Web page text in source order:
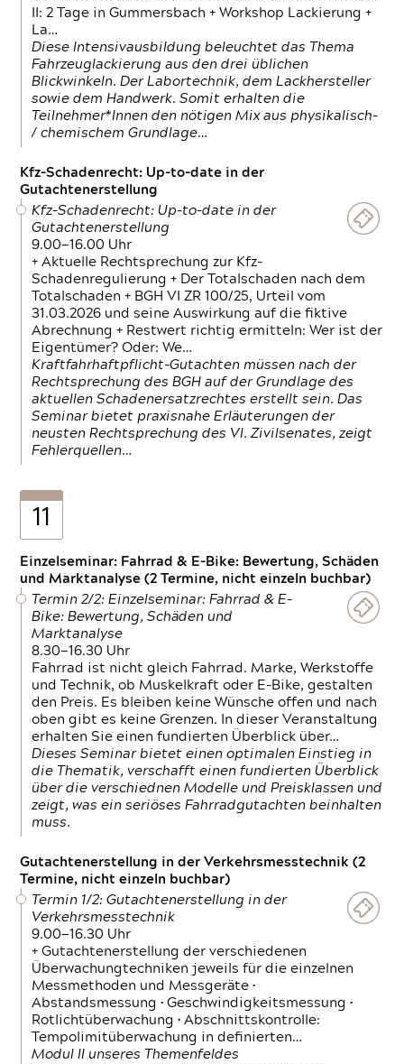
II: 2 Tage in Gummersbach + Workshop Lackierung +
La…
Diese Intensivausbildung beleuchtet das Thema
Fahrzeuglackierung aus den drei üblichen
Blickwinkeln. Der Labortechnik, dem Lackhersteller
sowie dem Handwerk. Somit erhalten die
Teilnehmer*Innen den nötigen Mix aus physikalisch-
/ chemischem Grundlage…
Kfz-Schadenrecht: Up-to-date in der
Gutachtenerstellung
Kfz-Schadenrecht: Up-to-date in der
Gutachtenerstellung
9.00—16.00 Uhr
+ Aktuelle Rechtsprechung zur Kfz-
Schadenregulierung + Der Totalschaden nach dem
Totalschaden + BGH VI ZR 100/25, Urteil vom
31.03.2026 und seine Auswirkung auf die fiktive
Abrechnung + Restwert richtig ermitteln: Wer ist der
Eigentümer? Oder: We…
Kraftfahrhaftpflicht-Gutachten müssen nach der
Rechtsprechung des BGH auf der Grundlage des
aktuellen Schadenersatzrechtes erstellt sein. Das
Seminar bietet praxisnahe Erläuterungen der
neusten Rechtsprechung des VI. Zivilsenates, zeigt
Fehlerquellen…
11
Einzelseminar: Fahrrad & E-Bike: Bewertung, Schäden
und Marktanalyse (2 Termine, nicht einzeln buchbar)
Termin 2/2: Einzelseminar: Fahrrad & E-
Bike: Bewertung, Schäden und
Marktanalyse
8.30—16.30 Uhr
Fahrrad ist nicht gleich Fahrrad. Marke, Werkstoffe
und Technik, ob Muskelkraft oder E-Bike, gestalten
den Preis. Es bleiben keine Wünsche offen und nach
oben gibt es keine Grenzen. In dieser Veranstaltung
erhalten Sie einen fundierten Überblick über…
Dieses Seminar bietet einen optimalen Einstieg in
die Thematik, verschafft einen fundierten Überblick
über die verschiednen Modelle und Preisklassen und
zeigt, was ein seriöses Fahrradgutachten beinhalten
muss.
Gutachtenerstellung in der Verkehrsmesstechnik (2
Termine, nicht einzeln buchbar)
Termin 1/2: Gutachtenerstellung in der
Verkehrsmesstechnik
9.00—16.30 Uhr
+ Gutachtenerstellung der verschiedenen
Überwachungtechniken jeweils für die einzelnen
Messmethoden und Messgeräte •
Abstandsmessung • Geschwindigkeitsmessung •
Rotlichtüberwachung • Abschnittskontrolle:
Tempolimitüberwachung in definierten…
Modul II unseres Themenfeldes